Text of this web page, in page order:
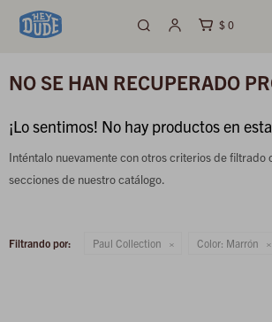
$ 0
NO SE HAN RECUPERADO
¡Lo sentimos! No hay productos en
Inténtalo nuevamente con otros criterios de filtrado
secciones de nuestro catálogo.
Filtrando por: Paul Collection Color: Marrón